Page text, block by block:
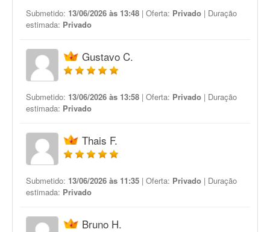
Submetido: 13/06/2026 às 13:48 | Oferta: Privado | Duração
estimada: Privado
Gustavo C.
Submetido: 13/06/2026 às 13:58 | Oferta: Privado | Duração
estimada: Privado
Thais F.
Submetido: 13/06/2026 às 11:35 | Oferta: Privado | Duração
estimada: Privado
Bruno H.